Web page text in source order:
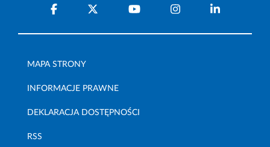
MAPA STRONY
INFORMACJE PRAWNE
DEKLARACJA DOSTĘPNOŚCI
RSS